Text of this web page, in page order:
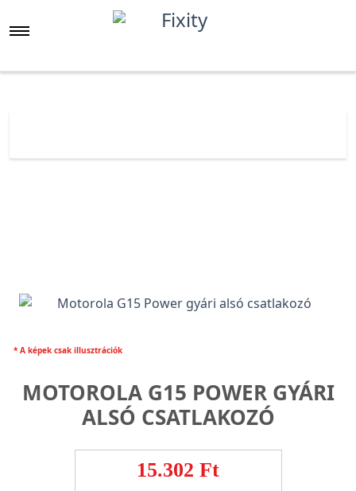
* A képek csak illusztrációk
MOTOROLA G15 POWER GYÁRI
ALSÓ CSATLAKOZÓ
15.302 Ft